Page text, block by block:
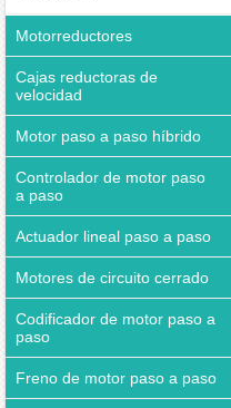
Motorreductores
Cajas reductoras de
velocidad
Motor paso a paso híbrido
Controlador de motor paso
a paso
Actuador lineal paso a paso
Motores de circuito cerrado
Codificador de motor paso a
paso
Freno de motor paso a paso